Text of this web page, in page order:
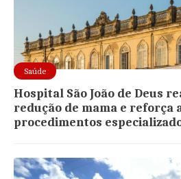
Saúde
Hospital São João de Deus
redução de mama e reforça
procedimentos